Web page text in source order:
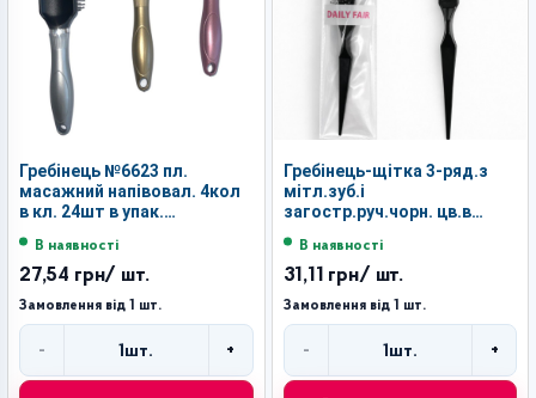
Гребінець №6623 пл.
масажний напівовал. 4кол
в кл. 24шт в упак.
В наявності
27,54 грн/ шт.
Замовлення від 1 шт.
- 1 шт. +
Гребінець-щітка 3-ряд.з
мітл.зуб.і
загостр.руч.чорн. цв.в
(21,4*2*2,5)см№27188 (480)
В наявності
31,11 грн/ шт.
Замовлення від 1 шт.
- 1 шт. +